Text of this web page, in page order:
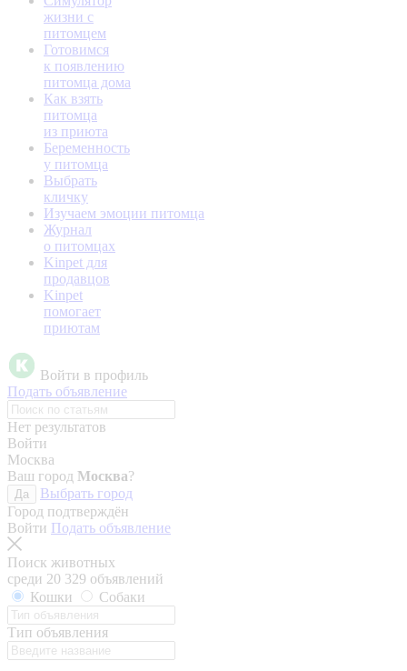
жизни с
питомцем
Готовимся
к появлению
питомца дома
Как взять
питомца
из приюта
Беременность
у питомца
Выбрать
кличку
Изучаем эмоции питомца
Журнал
о питомцах
Kinpet для
продавцов
Kinpet
помогает
приютам
Войти в профиль
Подать объявление
Нет результатов
Войти
Москва
Ваш город Москва?
Да
Выбрать город
Город подтверждён
Войти Подать объявление
Поиск животных
среди 20 329 объявлений
Кошки
Собаки
Тип объявления